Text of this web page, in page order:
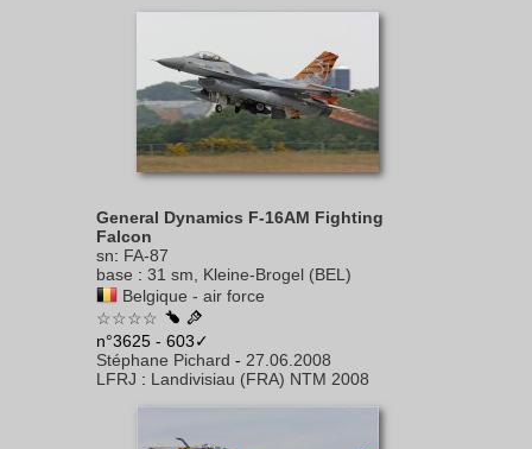
General Dynamics F-16AM Fighting
Falcon
sn: FA-87
base : 31 sm, Kleine-Brogel (BEL)
Belgique - air force
☆☆☆☆
n°3625 - 603✓
Stéphane Pichard - 27.06.2008
LFRJ : Landivisiau (FRA) NTM 2008